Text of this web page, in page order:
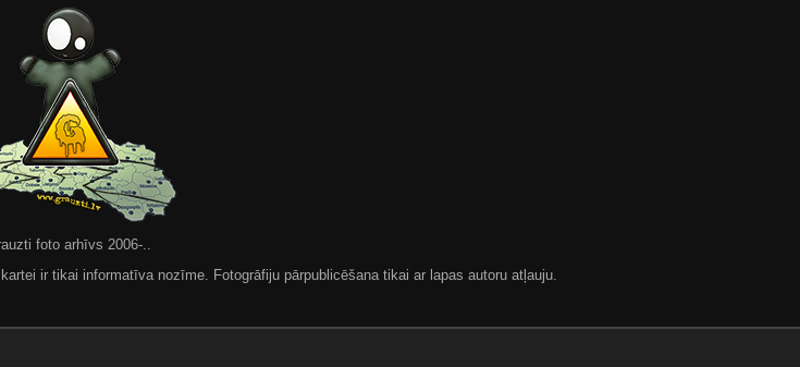
foto arhīvs 2006-..
ir tikai informatīva nozīme. Fotogrāfiju pārpublicēšana tikai ar lapas autoru atļauju.